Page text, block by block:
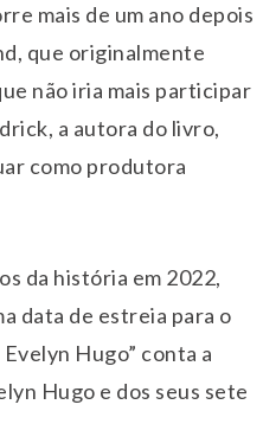
mais de um ano depois
que originalmente
não iria mais participar
a autora do livro,
como produtora
da história em 2022,
data de estreia para o
Hugo” conta a
Hugo e dos seus sete